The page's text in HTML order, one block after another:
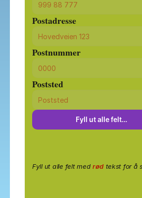
Postadresse
Postnummer
Poststed
Fyll ut alle felt…
Fyll ut alle felt med rødtekst for å